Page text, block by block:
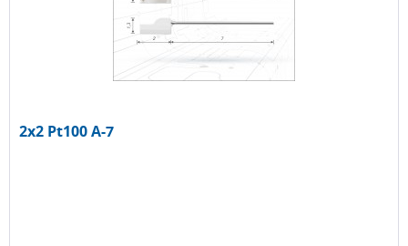
2x2 Pt100 A-7